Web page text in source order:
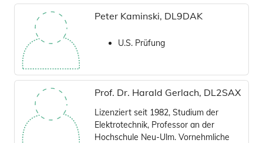
Peter Kaminski, DL9DAK
U.S. Prüfung
Prof. Dr. Harald Gerlach, DL2SAX
Lizenziert seit 1982, Studium der
Elektrotechnik, Professor an der
Hochschule Neu-Ulm. Vornehmliche